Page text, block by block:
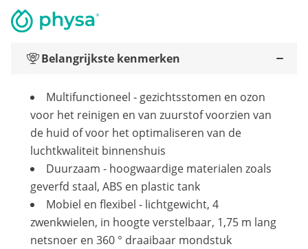
Belangrijkste kenmerken
Multifunctioneel - gezichtsstomen en ozon
voor het reinigen en van zuurstof voorzien van
de huid of voor het optimaliseren van de
luchtkwaliteit binnenshuis
Duurzaam - hoogwaardige materialen zoals
geverfd staal, ABS en plastic tank
Mobiel en flexibel - lichtgewicht, 4
zwenkwielen, in hoogte verstelbaar, 1,75 m lang
netsnoer en 360 ° draaibaar mondstuk